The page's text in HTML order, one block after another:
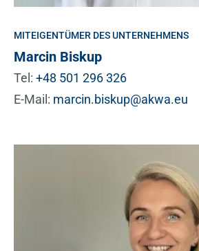
MITEIGENTÜMER DES UNTERNEHMENS
Marcin Biskup
Tel: +48 501 296 326
E-Mail: marcin.biskup@akwa.eu